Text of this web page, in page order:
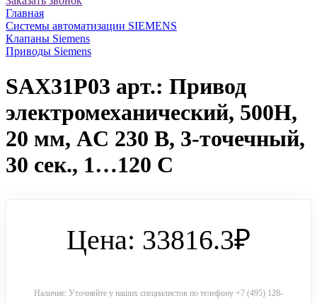
Главная
Системы автоматизации SIEMENS
Клапаны Siemens
Приводы Siemens
SAX31P03 арт.: Привод
электромеханический, 500Н,
20 мм, AC 230 В, 3-точечный,
30 сек., 1…120 C
Цена: 33816.3₽
Наличие: Уточняйте у наших специалистов по телефону +7 (495) 128-